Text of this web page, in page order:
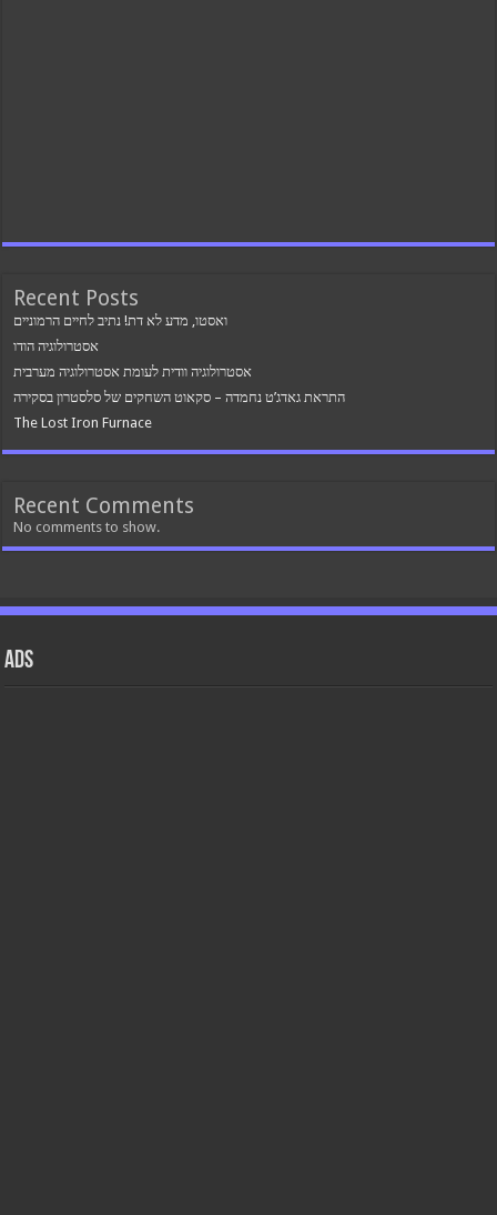
Recent Posts
ואסטו, מדע לא דת! נתיב לחיים הרמוניים
אסטרולוגיה הודו
אסטרולוגיה וודית לעומת אסטרולוגיה מערבית
התראת גאדג’ט נחמדה – סקאוט השחקים של סלסטרון בסקירה
The Lost Iron Furnace
Recent Comments
No comments to show.
ads